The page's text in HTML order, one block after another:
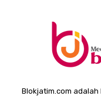
Blokjatim.com